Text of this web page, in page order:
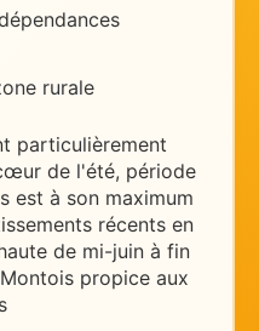
rurale
particulièrement
de l'été, période
est à son maximum
récents en
de mi-juin à fin
propice aux